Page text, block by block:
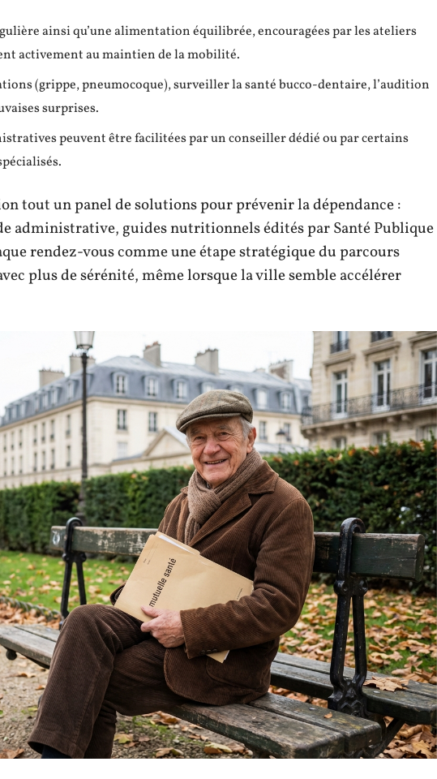
ainsi qu’une alimentation équilibrée, encouragées par les ateliers
activement au maintien de la mobilité.
(grippe, pneumocoque), surveiller la santé bucco-dentaire, l’audition
surprises.
peuvent être facilitées par un conseiller dédié ou par certains
tout un panel de solutions pour prévenir la dépendance :
administrative, guides nutritionnels édités par Santé Publique
rendez-vous comme une étape stratégique du parcours
plus de sérénité, même lorsque la ville semble accélérer